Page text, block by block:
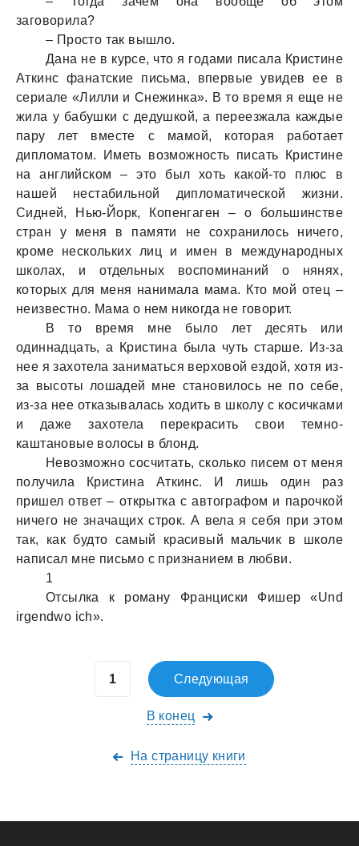
заговорила?
– Просто так вышло.
Дана не в курсе, что я годами писала Кристине
Аткинс фанатские письма, впервые увидев ее в
сериале «Лилли и Снежинка». В то время я еще не
жила у бабушки с дедушкой, а переезжала каждые
пару лет вместе с мамой, которая работает
дипломатом. Иметь возможность писать Кристине
на английском – это был хоть какой-то плюс в
нашей нестабильной дипломатической жизни.
Сидней, Нью-Йорк, Копенгаген – о большинстве
стран у меня в памяти не сохранилось ничего,
кроме нескольких лиц и имен в международных
школах, и отдельных воспоминаний о нянях,
которых для меня нанимала мама. Кто мой отец –
неизвестно. Мама о нем никогда не говорит.
В то время мне было лет десять или
одиннадцать, а Кристина была чуть старше. Из-за
нее я захотела заниматься верховой ездой, хотя из-
за высоты лошадей мне становилось не по себе,
из-за нее отказывалась ходить в школу с косичками
и даже захотела перекрасить свои темно-
каштановые волосы в блонд.
Невозможно сосчитать, сколько писем от меня
получила Кристина Аткинс. И лишь один раз
пришел ответ – открытка с автографом и парочкой
ничего не значащих строк. А вела я себя при этом
так, как будто самый красивый мальчик в школе
написал мне письмо с признанием в любви.
1
Отсылка к роману Франциски Фишер «Und
irgendwo ich».
Следующая
В конец
На страницу книги